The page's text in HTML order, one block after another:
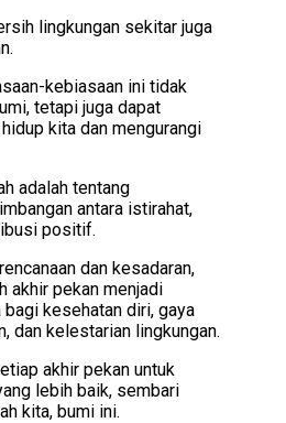
lingkungan sekitar juga
kebiasaan ini tidak
tetapi juga dapat
kita dan mengurangi
adalah tentang
antara istirahat,
positif.
dan kesadaran,
akhir pekan menjadi
kesehatan diri, gaya
dan kelestarian lingkungan.
akhir pekan untuk
lebih baik, sembari
kita, bumi ini.